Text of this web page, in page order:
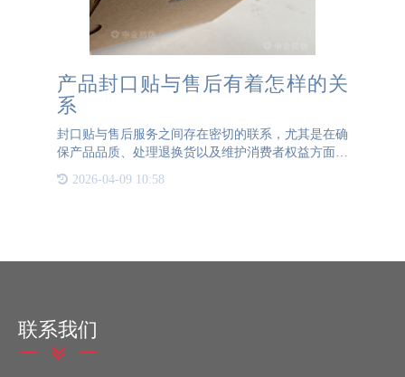
产品封口贴与售后有着怎样的关
系
封口贴与售后服务之间存在密切的联系，尤其是在确
保产品品质、处理退换货以及维护消费者权益方面。
保证产品完整性和品质：封口贴作为产品包装的一部
分，其主要作用是确保产品在运输和销售过程中包装
2026-04-09 10:58
联系我们